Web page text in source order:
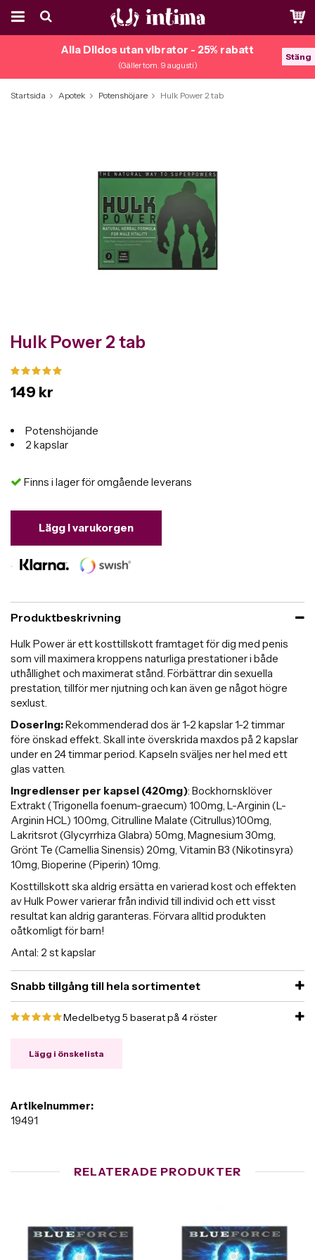
Alla Dildos utan vibrator - 25% rabatt
(Gäller tom. 9 augusti)
Stäng
Startsida Apotek Potenshöjare Hulk Power 2 tab
Hulk Power 2 tab
149 kr
Potenshöjande
2 kapslar
Finns i lager för omgående leverans
Lägg i varukorgen
Produktbeskrivning
Hulk Power är ett kosttillskott framtaget för dig med penis
som vill maximera kroppens naturliga prestationer i både
uthållighet och maximerat stånd. Förbättrar din sexuella
prestation, tillför mer njutning och kan även ge något högre
sexlust.
Dosering:Rekommenderad dos är 1-2 kapslar 1-2 timmar
före önskad effekt. Skall inte överskrida maxdos på 2 kapslar
under en 24 timmar period. Kapseln sväljes ner hel med ett
glas vatten.
Ingredienser per kapsel (420mg): Bockhornsklöver
Extrakt (Trigonella foenum-graecum) 100mg, L-Arginin (L-
Arginin HCL) 100mg, Citrulline Malate (Citrullus)100mg,
Lakritsrot (Glycyrrhiza Glabra) 50mg, Magnesium 30mg,
Grönt Te (Camellia Sinensis) 20mg, Vitamin B3 (Nikotinsyra)
10mg, Bioperine (Piperin) 10mg.
Kosttillskott ska aldrig ersätta en varierad kost och effekten
av Hulk Power varierar från individ till individ och ett visst
resultat kan aldrig garanteras. Förvara alltid produkten
oåtkomligt för barn!
Antal: 2 st kapslar
Snabb tillgång till hela sortimentet
Medelbetyg 5 baserat på 4röster
Lägg i önskelista
Artikelnummer:
19491
RELATERADE PRODUKTER